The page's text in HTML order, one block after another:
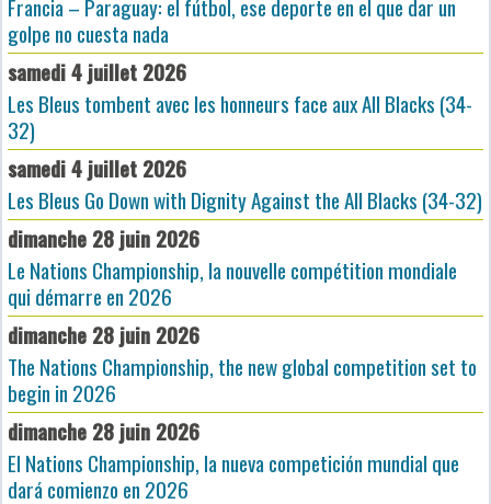
Francia – Paraguay: el fútbol, ese deporte en el que dar un
golpe no cuesta nada
samedi 4 juillet 2026
Les Bleus tombent avec les honneurs face aux All Blacks (34-
32)
samedi 4 juillet 2026
Les Bleus Go Down with Dignity Against the All Blacks (34-32)
dimanche 28 juin 2026
Le Nations Championship, la nouvelle compétition mondiale
qui démarre en 2026
dimanche 28 juin 2026
The Nations Championship, the new global competition set to
begin in 2026
dimanche 28 juin 2026
El Nations Championship, la nueva competición mundial que
dará comienzo en 2026